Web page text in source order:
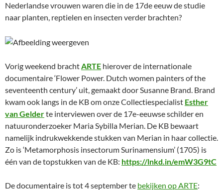
Nederlandse vrouwen waren die in de 17de eeuw de studie
naar planten, reptielen en insecten verder brachten?
Vorig weekend brachtARTE hierover de internationale
documentaire ‘Flower Power. Dutch women painters of the
seventeenth century’ uit, gemaakt door Susanne Brand. Brand
kwam ook langs in de KB om onze Collectiespecialist Esther
van Gelderte interviewen over de 17e-eeuwse schilder en
natuuronderzoeker Maria Sybilla Merian. De KB bewaart
namelijk indrukwekkende stukken van Merian in haar collectie.
Zo is ‘Metamorphosis insectorum Surinamensium’ (1705) is
één van de topstukken van de KB: https://lnkd.in/emW3G9tC
De documentaire is tot 4 september te bekijken op ARTE: